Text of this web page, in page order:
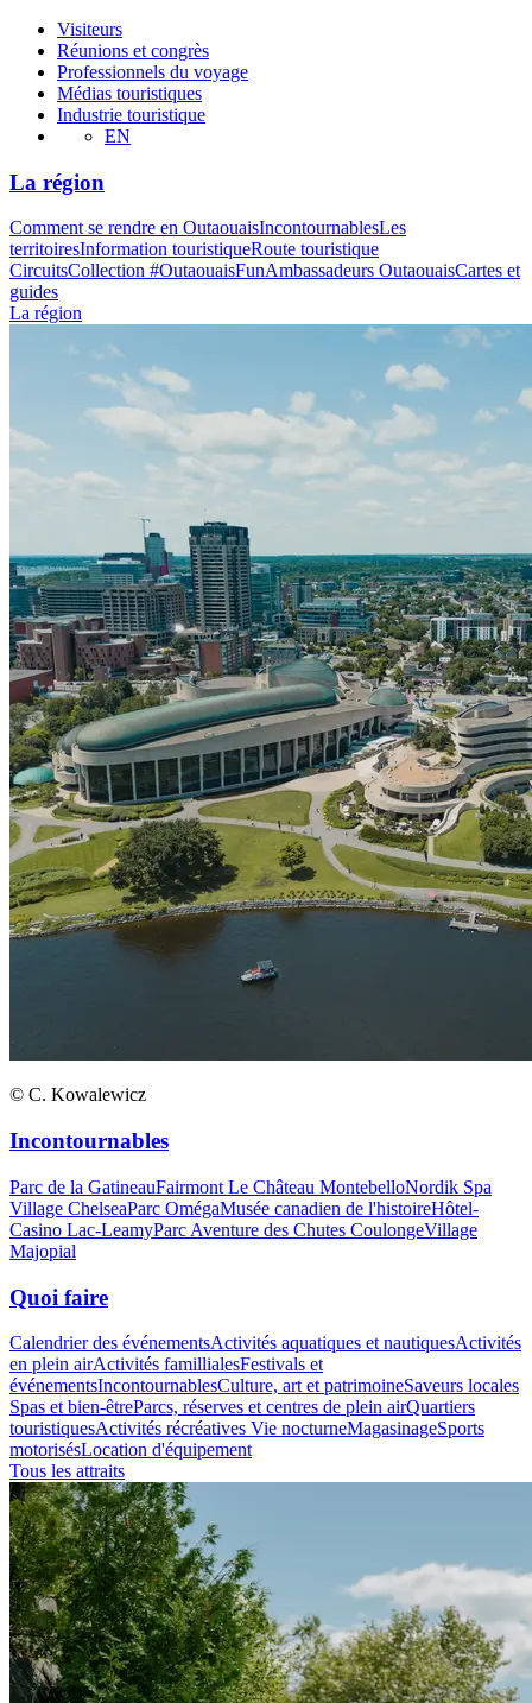
Visiteurs
Réunions et congrès
Professionnels du voyage
Médias touristiques
Industrie touristique
EN
La région
Comment se rendre en OutaouaisIncontournablesLes
territoiresInformation touristiqueRoute touristique
CircuitsCollection #OutaouaisFunAmbassadeurs OutaouaisCartes et
guides
La région
© C. Kowalewicz
Incontournables
Parc de la GatineauFairmont Le Château MontebelloNordik Spa
Village ChelseaParc OmégaMusée canadien de l'histoireHôtel-
Casino Lac-LeamyParc Aventure des Chutes CoulongeVillage
Majopial
Quoi faire
Calendrier des événementsActivités aquatiques et nautiquesActivités
en plein airActivités famillialesFestivals et
événementsIncontournablesCulture, art et patrimoineSaveurs locales
Spas et bien-êtreParcs, réserves et centres de plein airQuartiers
touristiquesActivités récréatives Vie nocturneMagasinageSports
motorisésLocation d'équipement
Tous les attraits